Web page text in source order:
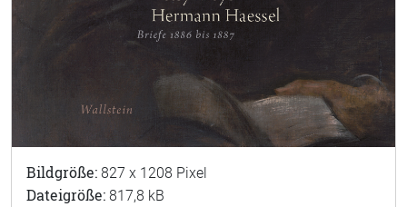
Bildgröße: 827 x 1208 Pixel
Dateigröße: 817,8 kB